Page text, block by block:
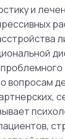
различных
школ);
возраста,
трека
ККИПК (2020 г.-
этике для
(2023,